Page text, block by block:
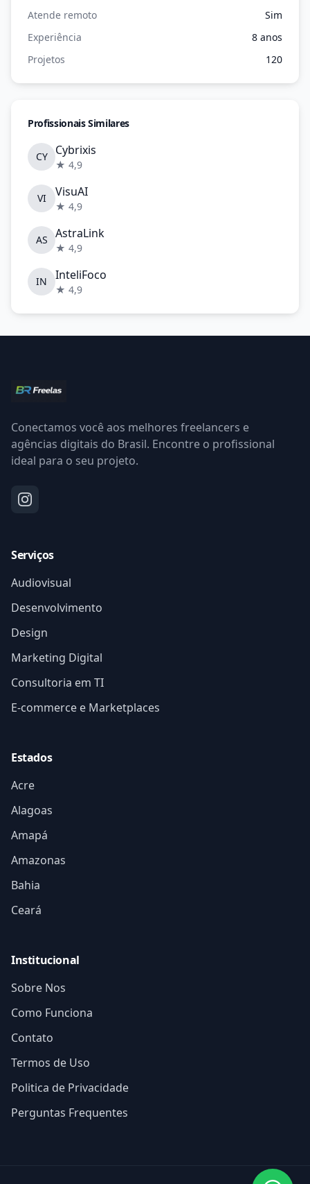
Atende remoto
Sim
Experiência
8 anos
Projetos
120
Profissionais Similares
CY Cybrixis
★ 4,9
VI VisuAI
★ 4,9
AS AstraLink
★ 4,9
IN InteliFoco
★ 4,9
Conectamos você aos melhores freelancers e
agências digitais do Brasil. Encontre o profissional
ideal para o seu projeto.
Serviços
Audiovisual
Desenvolvimento
Design
Marketing Digital
Consultoria em TI
E-commerce e Marketplaces
Estados
Acre
Alagoas
Amapá
Amazonas
Bahia
Ceará
Institucional
Sobre Nos
Como Funciona
Contato
Termos de Uso
Politica de Privacidade
Perguntas Frequentes